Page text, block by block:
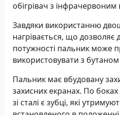
обігрівач з
Завдяки використанню
нагрівається, що дозволяє
потужності пальник може
використовувати з
Пальник має вбудовану
захисних екранах. По
зі сталі є зубці, які